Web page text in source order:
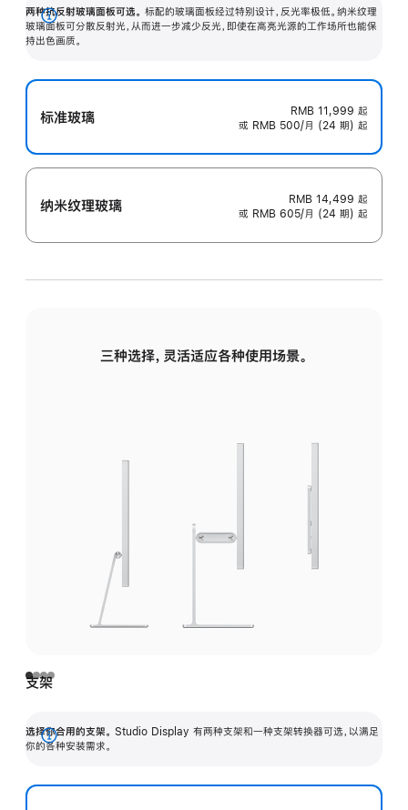
两种抗反射玻璃面板可选。 标配的玻璃面板经过特别设计，反光率极低。纳米纹理
玻璃面板可分散反射光，从而进一步减少反光，即使在高亮光源的工作场所也能保
持出色画质。
展
开
标准玻璃 RMB 11,999 起
或 RMB 500/月 (24 期) 起
纳米纹理玻璃 RMB 14,499 起
或 RMB 605/月 (24 期) 起
三种选择，灵活适应各种使用场景。
支架
选择你合用的支架。 Studio Display 有两种支架和一种支架转换器可选，以满足
你的各种安装需求。
展